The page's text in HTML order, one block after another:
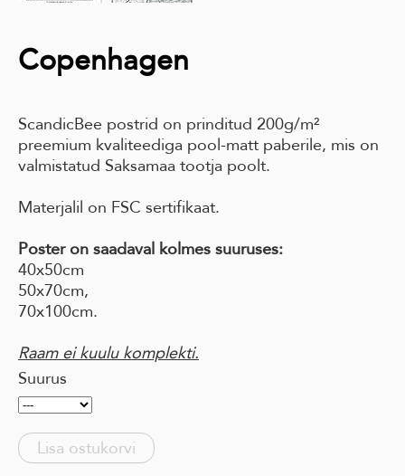
Copenhagen
ScandicBee postrid on prinditud 200g/m²
preemium kvaliteediga pool-matt paberile, mis on
valmistatud Saksamaa tootja poolt.
Materjalil on FSC sertifikaat.
Poster on saadaval kolmes suuruses:
40x50cm
50x70cm,
70x100cm.
Raam ei kuulu komplekti.
Suurus
Lisa ostukorvi